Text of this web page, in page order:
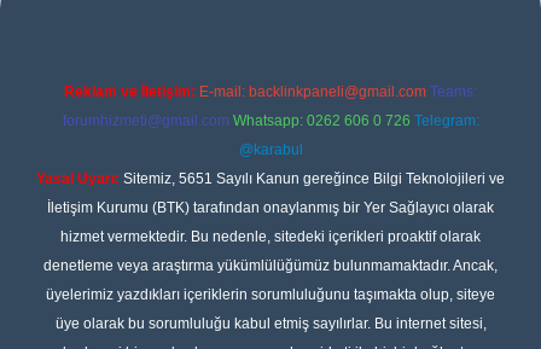
Reklam ve İletişim: E-mail: backlinkpaneli@gmail.com Teams:
forumhizmeti@gmail.com Whatsapp: 0262 606 0 726 Telegram:
@karabul
Yasal Uyarı: Sitemiz, 5651 Sayılı Kanun gereğince Bilgi Teknolojileri ve
İletişim Kurumu (BTK) tarafından onaylanmış bir Yer Sağlayıcı olarak
hizmet vermektedir. Bu nedenle, sitedeki içerikleri proaktif olarak
denetleme veya araştırma yükümlülüğümüz bulunmamaktadır. Ancak,
üyelerimiz yazdıkları içeriklerin sorumluluğunu taşımakta olup, siteye
üye olarak bu sorumluluğu kabul etmiş sayılırlar. Bu internet sitesi,